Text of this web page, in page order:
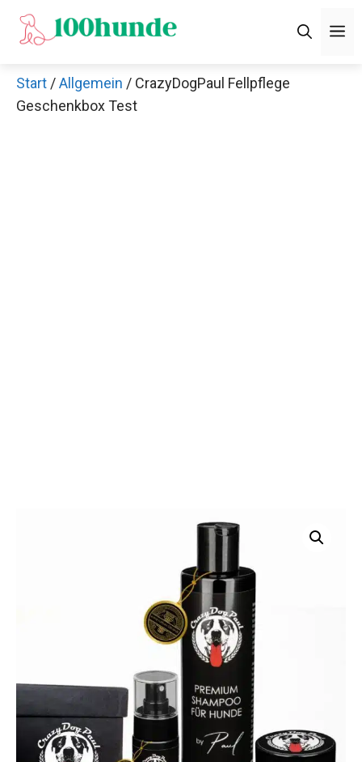
Zum
Inhalt
Start /Allgemein / CrazyDogPaul Fellpflege
Geschenkbox Test